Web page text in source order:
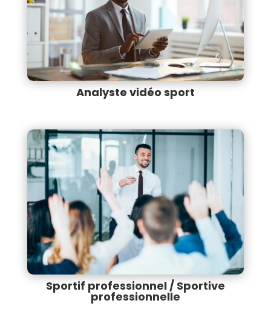
Analyste vidéo sport
Sportif professionnel / Sportive
professionnelle